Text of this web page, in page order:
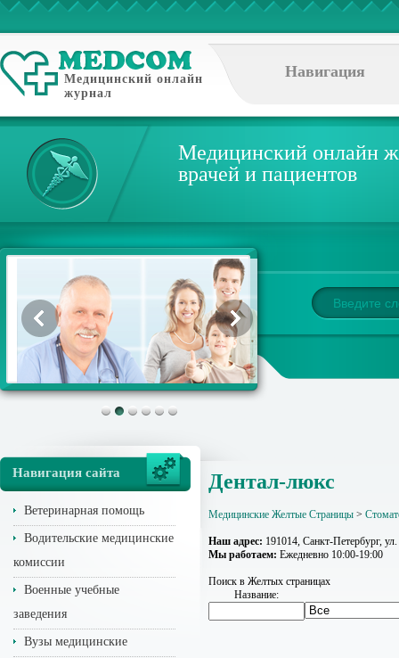
Медицинский онлайн
журнал
Навигация
Медицинский онлайн
врачей и пациентов
Навигация сайта
Ветеринарная помощь
Водительские медицинские
комиссии
Военные учебные
заведения
Вузы медицинские
Дентал-люкс
Медицинские Желтые Страницы >
Наш адрес: 191014, Санкт-Петербург,
Мы работаем: Ежедневно 10:00-19:00
Поиск в Желтых страницах
Название: